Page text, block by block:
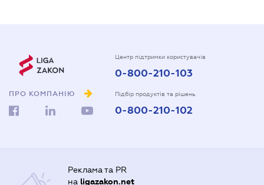
ПРО КОМПАНІЮ
Центр підтримки користувачів
0-800-210-103
Підбір продуктів та рішень
0-800-210-102
Реклама та PR
на ligazakon.net